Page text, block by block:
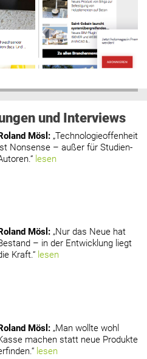
und Interviews
Mösl : „Technologieoffenheit
Nonsense – außer für Studien-
lesen
Mösl : „Nur das Neue hat
– in der Entwicklung liegt
Kraft.“ lesen
Mösl : „Man wollte wohl
machen statt neue Produkte
lesen